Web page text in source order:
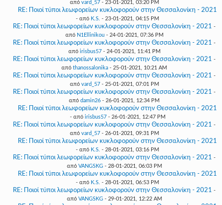
από vard_57- 23-01-2021, 03:20 PM
RE: Ποιοί τύποι λεωφορείων κυκλοφορούν στην Θεσσαλονίκη - 2021
- από K.S. - 23-01-2021, 04:15 PM
RE: Ποιοί τύποι λεωφορείων κυκλοφορούν στην Θεσσαλονίκη - 2021 -
από N1Ellinikou- 24-01-2021, 07:36 PM
RE: Ποιοί τύποι λεωφορείων κυκλοφορούν στην Θεσσαλονίκη - 2021 -
από irisbus57- 24-01-2021, 11:41 PM
RE: Ποιοί τύποι λεωφορείων κυκλοφορούν στην Θεσσαλονίκη - 2021 -
από thanossalonika - 25-01-2021, 10:21 AM
RE: Ποιοί τύποι λεωφορείων κυκλοφορούν στην Θεσσαλονίκη - 2021 -
από vard_57- 25-01-2021, 07:01 PM
RE: Ποιοί τύποι λεωφορείων κυκλοφορούν στην Θεσσαλονίκη - 2021 -
από damin26 - 26-01-2021, 12:34 PM
RE: Ποιοί τύποι λεωφορείων κυκλοφορούν στην Θεσσαλονίκη - 2021
- από irisbus57- 26-01-2021, 12:47 PM
RE: Ποιοί τύποι λεωφορείων κυκλοφορούν στην Θεσσαλονίκη - 2021 -
από vard_57- 26-01-2021, 09:31 PM
RE: Ποιοί τύποι λεωφορείων κυκλοφορούν στην Θεσσαλονίκη - 2021
- από K.S. - 28-01-2021, 03:16 PM
RE: Ποιοί τύποι λεωφορείων κυκλοφορούν στην Θεσσαλονίκη - 2021 -
από VANGSKG- 28-01-2021, 06:03 PM
RE: Ποιοί τύποι λεωφορείων κυκλοφορούν στην Θεσσαλονίκη - 2021
- από K.S. - 28-01-2021, 06:53 PM
RE: Ποιοί τύποι λεωφορείων κυκλοφορούν στην Θεσσαλονίκη - 2021 -
από VANGSKG- 29-01-2021, 12:22 AM